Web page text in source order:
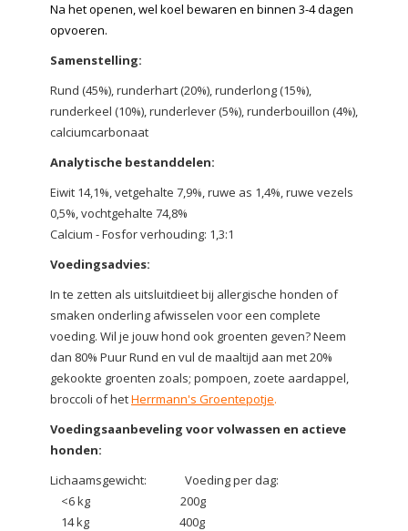
Na het openen, wel koel bewaren en binnen 3-4 dagen
opvoeren.
Samenstelling:
Rund (45%), runderhart (20%), runderlong (15%),
runderkeel (10%), runderlever (5%), runderbouillon (4%),
calciumcarbonaat
Analytische bestanddelen:
Eiwit 14,1%, vetgehalte 7,9%, ruwe as 1,4%, ruwe vezels
0,5%, vochtgehalte 74,8%
Calcium - Fosfor verhouding: 1,3:1
Voedingsadvies:
In te zetten als uitsluitdieet bij allergische honden of
smaken onderling afwisselen voor een complete
voeding. Wil je jouw hond ook groenten geven? Neem
dan 80% Puur Rund en vul de maaltijd aan met 20%
gekookte groenten zoals; pompoen, zoete aardappel,
broccoli of hetHerrmann's Groentepotje.
Voedingsaanbeveling voor volwassen en actieve
honden:
Lichaamsgewicht: Voeding per dag:
<6 kg 200g
14 kg 400g